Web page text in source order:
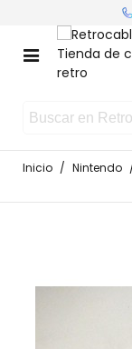
Inicio / Nintendo